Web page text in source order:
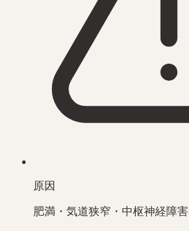
原因
肥満・気道狭窄・中枢神経障害